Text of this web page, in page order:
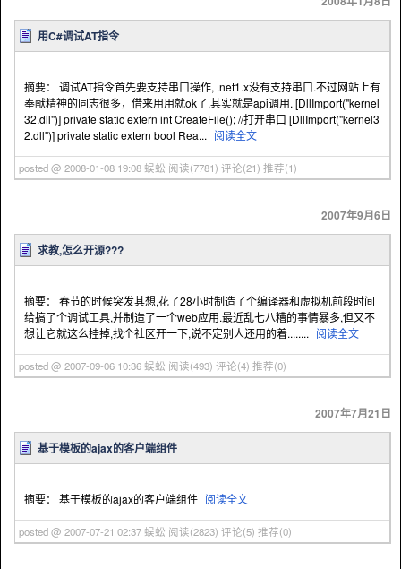
用C#调试AT指令
摘要： 调试AT指令首先要支持串口操作, .net1.x没有支持串口.不过网站上有
奉献精神的同志很多，借来用用就ok了,其实就是api调用. [DllImport("kernel
32.dll")] private static extern int CreateFile(); //打开串口 [DllImport("kernel3
2.dll")] private static extern bool Rea... 阅读全文
posted @ 2008-01-08 19:08 蜈蚣 阅读(7781) 评论(21) 推荐(1)
2007年9月6日
求教,怎么开源???
摘要： 春节的时候突发其想,花了28小时制造了个编译器和虚拟机前段时间
给搞了个调试工具,并制造了一个web应用.最近乱七八糟的事情暴多,但又不
想让它就这么挂掉,找个社区开一下,说不定别人还用的着........ 阅读全文
posted @ 2007-09-06 10:36 蜈蚣 阅读(493) 评论(4) 推荐(0)
2007年7月21日
基于模板的ajax的客户端组件
摘要： 基于模板的ajax的客户端组件 阅读全文
posted @ 2007-07-21 02:37 蜈蚣 阅读(2823) 评论(5) 推荐(0)